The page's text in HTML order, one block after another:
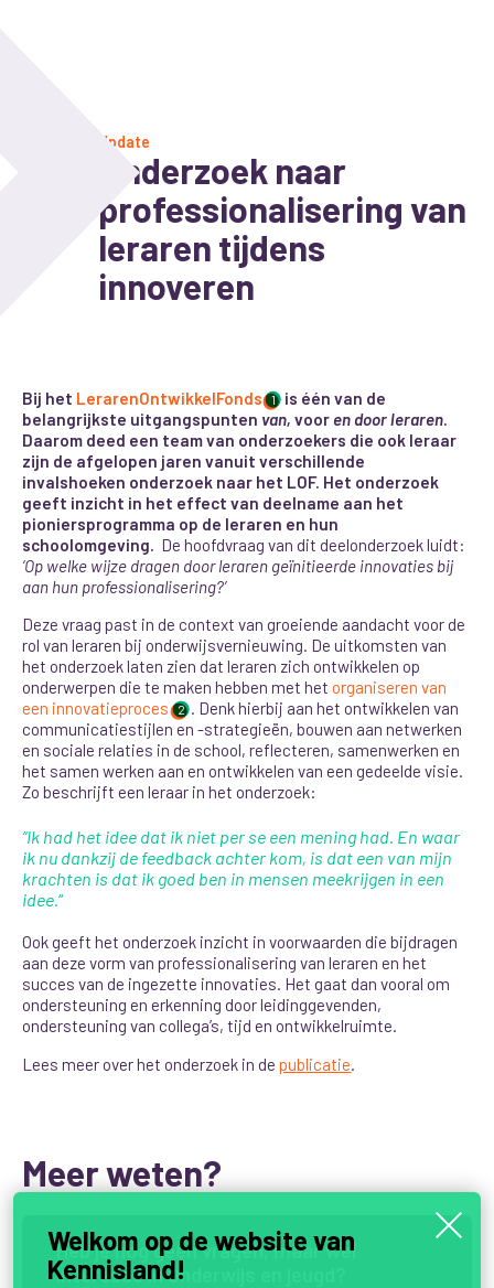
Update
Onderzoek naar
professionalisering van
leraren tijdens
innoveren
Bij het LerarenOntwikkelFonds 1 is één van de
belangrijkste uitgangspunten van,voor endoorleraren.
Daarom deed een team van onderzoekers die ook leraar
zijn de afgelopen jaren vanuit verschillende
invalshoeken onderzoek naar het LOF. Het onderzoek
geeft inzicht in het effect van deelname aan het
pioniersprogramma op de leraren en hun
schoolomgeving. De hoofdvraag van dit deelonderzoek luidt:
‘Op welke wijze dragen door leraren geïnitieerde innovaties bij
aan hun professionalisering?’
Deze vraag past in de context van groeiende aandacht voor de
rol van leraren bij onderwijsvernieuwing. De uitkomsten van
het onderzoek laten zien dat leraren zich ontwikkelen op
onderwerpen die te maken hebben met het organiseren van
een innovatieproces
2 . Denk hierbij aan het ontwikkelen van
communicatiestijlen en -strategieën, bouwen aan netwerken
en sociale relaties in de school, reflecteren, samenwerken en
het samen werken aan en ontwikkelen van een gedeelde visie.
Zo beschrijft een leraar in het onderzoek:
“Ik had het idee dat ik niet per se een mening had. En waar
ik nu dankzij de feedback achter kom, is dat een van mijn
krachten is dat ik goed ben in mensen meekrijgen in een
idee.“
Ook geeft het onderzoek inzicht in voorwaarden die bijdragen
aan deze vorm van professionalisering van leraren en het
succes van de ingezette innovaties. Het gaat dan vooral om
ondersteuning en erkenning door leidinggevenden,
ondersteuning van collega’s, tijd en ontwikkelruimte.
Lees meer over het onderzoek in depublicatie
Meer weten?
Hebjeno gge env ragen,maa r wel
interesseinOn
Welkom op de website van
Kennisland!